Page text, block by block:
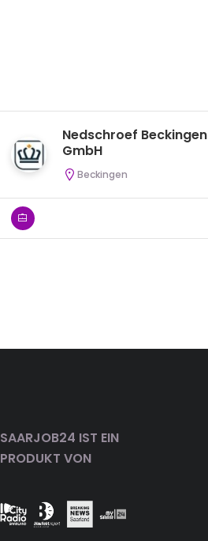
Nedschroef Beckingen
GmbH
Beckingen
SAARJOB24 IST EIN
PRODUKT VON